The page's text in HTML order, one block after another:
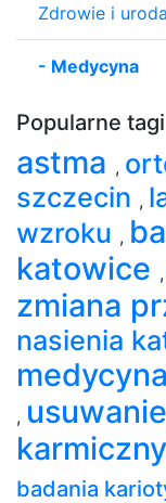
Zdrowie i uroda
- Medycyna
Popularne tagi
astma ,
szczecin ,
wzroku ,
katowice ,
zmiana
nasienia
medycyna
,
badania